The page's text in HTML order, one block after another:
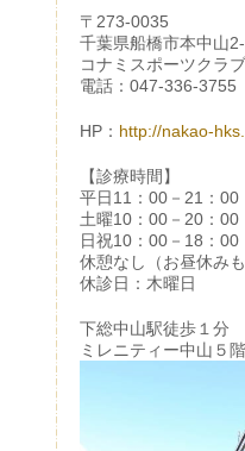
〒273-0035
千葉県船橋市本中山
コナミスポーツクラ
電話：047-336-3755
HP： http://nakao-
【診療時間】
平日11：00－21：00
土曜10：00－20：00
日祝10：00－18：00
休憩なし（お昼休みも
休診日：木曜日
下総中山駅徒歩１分
ミレニティー中山５